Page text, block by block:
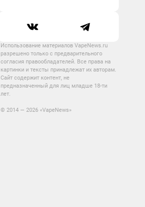
Использование материалов VapeNews.ru
разрешено только с предварительного
согласия правообладателей. Все права на
картинки и тексты принадлежат их авторам.
Сайт содержит контент, не
предназначенный для лиц младше 18-ти
лет.
© 2014 — 2026 «VapeNews»